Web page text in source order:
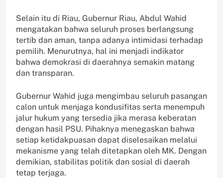
Selain itu di Riau, Gubernur Riau, Abdul Wahid
mengatakan bahwa seluruh proses berlangsung
tertib dan aman, tanpa adanya intimidasi terhadap
pemilih. Menurutnya, hal ini menjadi indikator
bahwa demokrasi di daerahnya semakin matang
dan transparan.
Gubernur Wahid juga mengimbau seluruh pasangan
calon untuk menjaga kondusifitas serta menempuh
jalur hukum yang tersedia jika merasa keberatan
dengan hasil PSU. Pihaknya menegaskan bahwa
setiap ketidakpuasan dapat diselesaikan melalui
mekanisme yang telah ditetapkan oleh MK. Dengan
demikian, stabilitas politik dan sosial di daerah
tetap terjaga.